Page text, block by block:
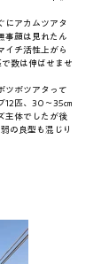
にアカムツアタ
事顔は見れたん
イチ活性上がら
数は伸ばせませ
ツポツアタって
12匹、30～35㎝
主体でしたが後
の良型も混じり